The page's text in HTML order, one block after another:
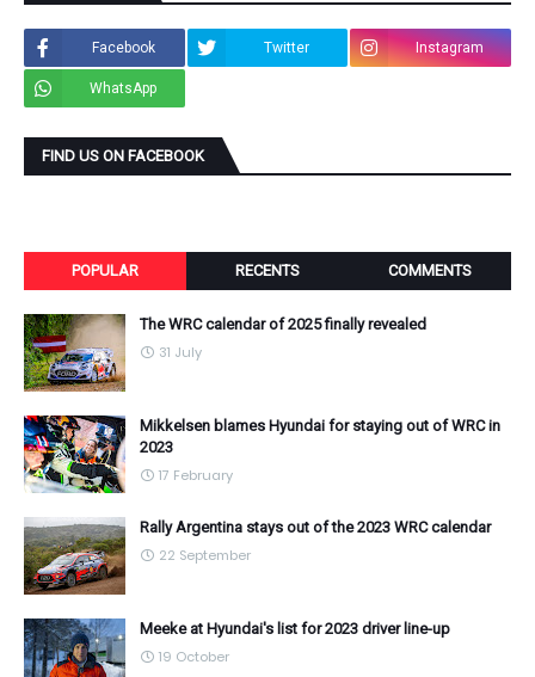
Facebook Twitter Instagram
WhatsApp
FIND US ON FACEBOOK
POPULAR RECENTS COMMENTS
The WRC calendar of 2025 finally revealed
31 July
Mikkelsen blames Hyundai for staying out of WRC in
2023
17 February
Rally Argentina stays out of the 2023 WRC calendar
22 September
Meeke at Hyundai's list for 2023 driver line-up
19 October